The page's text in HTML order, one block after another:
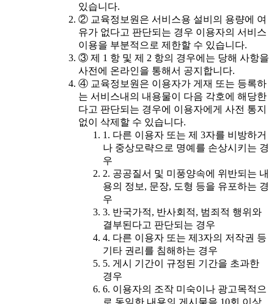
있습니다.
② 교육정보원은 서비스용 설비의 용량에 여
유가 없다고 판단되는 경우 이용자의 서비스
이용을 부분적으로 제한할 수 있습니다.
③ 제 1 항 및 제 2 항의 경우에는 당해 사항을
사전에 온라인을 통해서 공지합니다.
④ 교육정보원은 이용자가 게재 또는 등록하
는 서비스내의 내용물이 다음 각호에 해당한
다고 판단되는 경우에 이용자에게 사전 통지
없이 삭제할 수 있습니다.
1. 다른 이용자 또는 제 3자를 비방하거
나 중상모략으로 명예를 손상시키는 경
우
2. 공공질서 및 미풍양속에 위반되는 내
용의 정보, 문장, 도형 등을 유포하는 경
우
3. 반국가적, 반사회적, 범죄적 행위와
결부된다고 판단되는 경우
4. 다른 이용자 또는 제3자의 저작권 등
기타 권리를 침해하는 경우
5. 게시 기간이 규정된 기간을 초과한
경우
6. 이용자의 조작 미숙이나 광고목적으
로 동일한 내용의 게시물을 10회 이상